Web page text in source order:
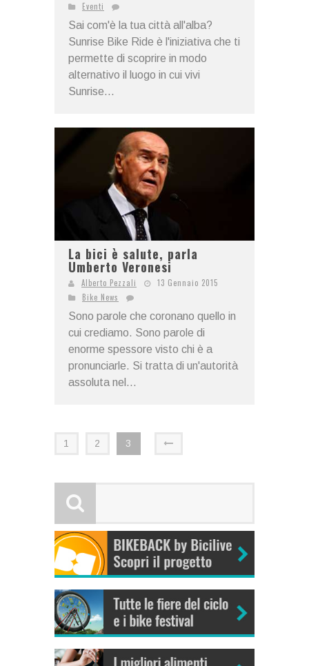
Eventi
Sai com'è la tua città all'alba?
Sunrise Bike Ride è l'iniziativa che ti
permette di scoprire in modo
alternativo il luogo in cui vivi
Sunrise...
La bici è salute, parla
Umberto Veronesi
Alberto Pezzali
13 Gennaio 2015
Bike News
Sono parole che coronano quello in
cui crediamo. Sono parole di
enorme spessore visto chi è a
pronunciarle. Si tratta di un'autorità
assoluta nel...
1 2 3